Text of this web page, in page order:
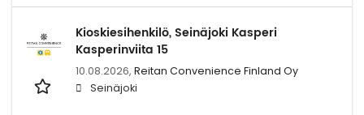
Kioskiesihenkilö, Seinäjoki Kasperi
Kasperinviita 15
10.08.2026, Reitan Convenience Finland Oy
Seinäjoki